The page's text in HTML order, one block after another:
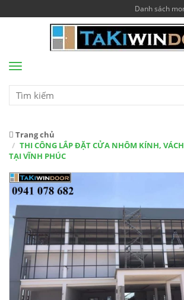
Danh sách
Menu
Trang chủ
THI CÔNG LẮP ĐẶT CỬA NHÔM KÍNH,
TẠI VĨNH PHÚC